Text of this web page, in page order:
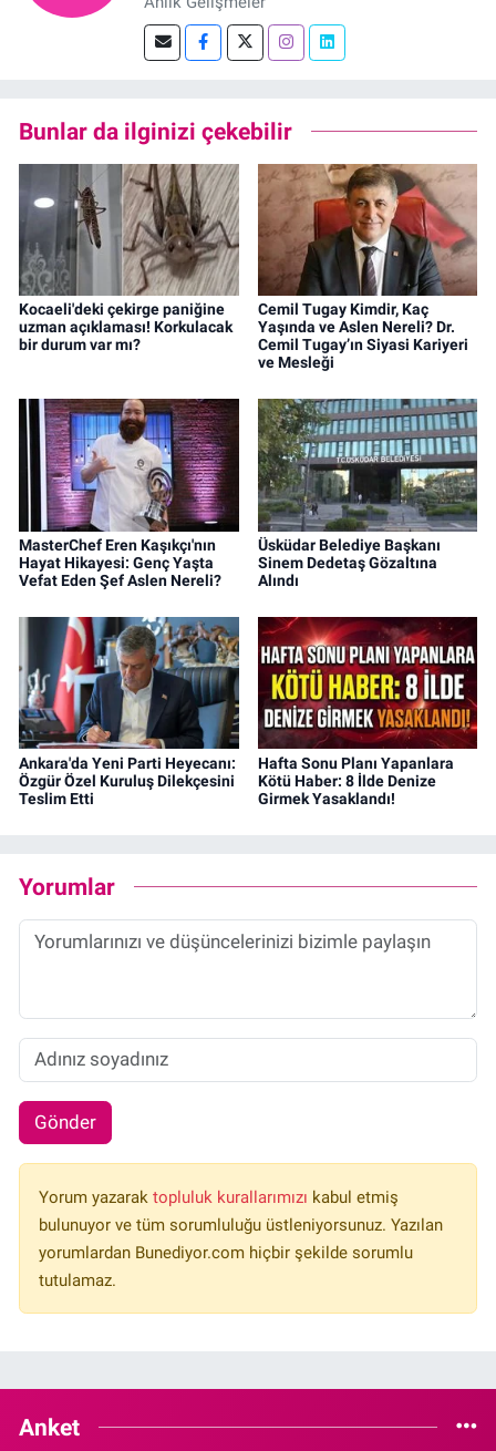
Bunlar da ilginizi çekebilir
Kocaeli'deki çekirge paniğine
uzman açıklaması! Korkulacak
bir durum var mı?
Cemil Tugay Kimdir, Kaç
Yaşında ve Aslen Nereli? Dr.
Cemil Tugay’ın Siyasi Kariyeri
ve Mesleği
MasterChef Eren Kaşıkçı'nın
Hayat Hikayesi: Genç Yaşta
Vefat Eden Şef Aslen Nereli?
Üsküdar Belediye Başkanı
Sinem Dedetaş Gözaltına
Alındı
Ankara'da Yeni Parti Heyecanı:
Özgür Özel Kuruluş Dilekçesini
Teslim Etti
Hafta Sonu Planı Yapanlara
Kötü Haber: 8 İlde Denize
Girmek Yasaklandı!
Yorumlar
Gönder
Yorum yazarak topluluk kurallarımızı kabul etmiş
bulunuyor ve tüm sorumluluğu üstleniyorsunuz. Yazılan
yorumlardan Bunediyor.com hiçbir şekilde sorumlu
tutulamaz.
Anket